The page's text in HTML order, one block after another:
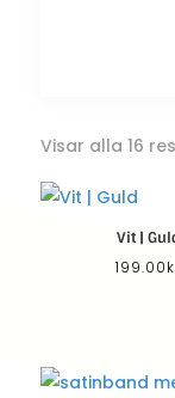
Visar alla 16
Vit |
199.00